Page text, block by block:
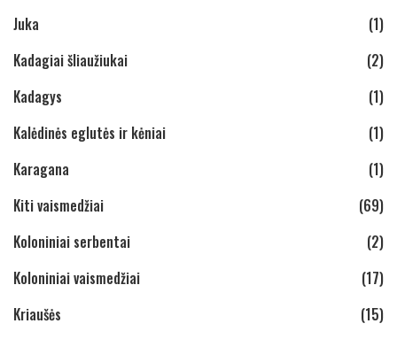
Juka
(1)
Kadagiai šliaužiukai
(2)
Kadagys
(1)
Kalėdinės eglutės ir kėniai
(1)
Karagana
(1)
Kiti vaismedžiai
(69)
Koloniniai serbentai
(2)
Koloniniai vaismedžiai
(17)
Kriaušės
(15)